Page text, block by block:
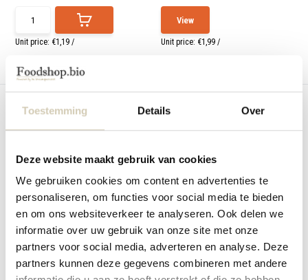
Toestemming Details Over
Deze website maakt gebruik van cookies
We gebruiken cookies om content en advertenties te
personaliseren, om functies voor social media te bieden
en om ons websiteverkeer te analyseren. Ook delen we
informatie over uw gebruik van onze site met onze
partners voor social media, adverteren en analyse. Deze
partners kunnen deze gegevens combineren met andere
Compare
Unit price: €1,19 /
View
Unit price: €1,99 /
Gluten-free ginger-lemon
cookies - organ...
Gluten-free ginger-lemon cookies -
organic
In stock
3,79
Gluten-Free raisin-cranberry
cookies - o...
Organic, gluten-free and high in fiber
In stock
3,79